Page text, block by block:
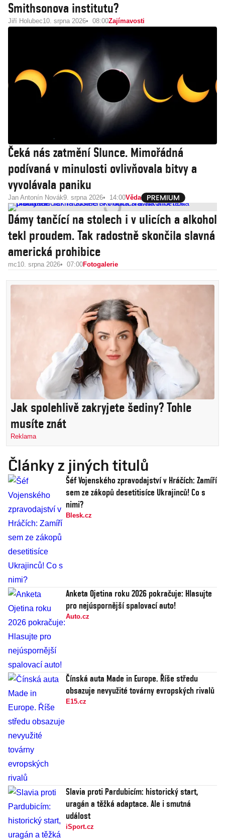
Smithsonova institutu?
Jiří Holubec10. srpna 2026 08:00Zajímavosti
Čeká nás zatmění Slunce. Mimořádná
podívaná v minulosti ovlivňovala bitvy a
vyvolávala paniku
Jan Antonín Novák9. srpna 2026 14:00Věda
Dámy tančící na stolech i v ulicích a alkohol
tekl proudem. Tak radostně skončila slavná
americká prohibice
mc10. srpna 2026 07:00Fotogalerie
Jak spolehlivě zakryjete šediny? Tohle
musíte znát
Reklama
Články z jiných titulů
Šéf Vojenského zpravodajství v Hráčích: Zamíří
sem ze zákopů desetitisíce Ukrajinců! Co s
nimi?
Blesk.cz
Anketa Ojetina roku 2026 pokračuje: Hlasujte
pro nejúspornější spalovací auto!
Auto.cz
Čínská auta Made in Europe. Říše středu
obsazuje nevyužité továrny evropských rivalů
E15.cz
Slavia proti Pardubicím: historický start,
uragán a těžká adaptace. Ale i smutná
událost
iSport.cz